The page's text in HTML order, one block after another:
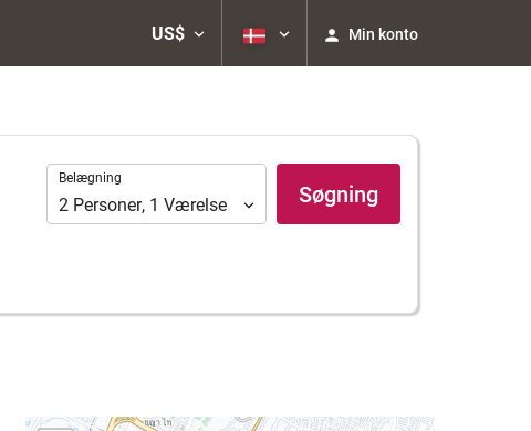
US$ Min konto
Belægning
Belægning
2 Personer, 1 Værelse Søgning